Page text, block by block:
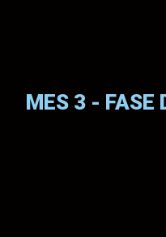
MES 3 - FASE